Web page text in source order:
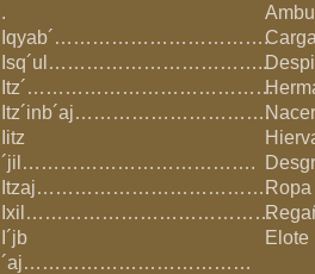
.
Iqyab´…………………………….
Isq´ul……………………………..
Itz´…………………………………
Itz´inb´aj………………………….
Iitz
´jil……………………………….
Itzaj……………………………….
Ixil…………………………………
I´jb
´aj………………………………
Nacer
Ropa
Elote